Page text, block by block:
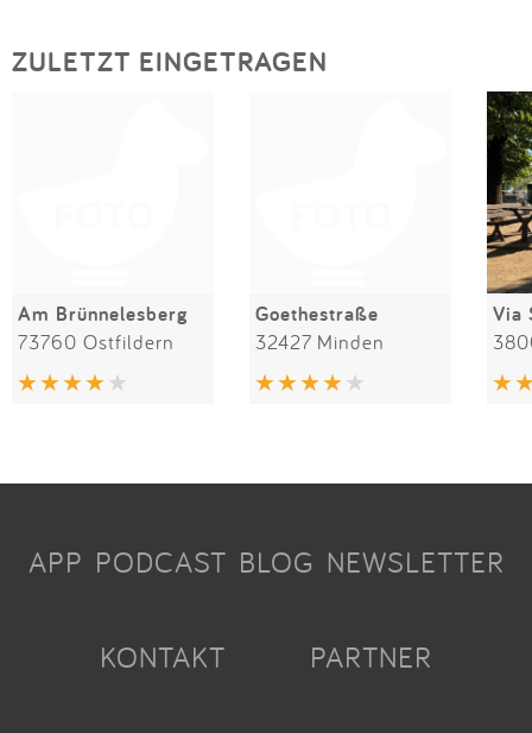
ZULETZT EINGETRAGEN
Am Brünnelesberg
73760 Ostfildern
Goethestraße
32427 Minden
Via
APP PODCAST BLOG NEWSLETTER
KONTAKT PARTNER